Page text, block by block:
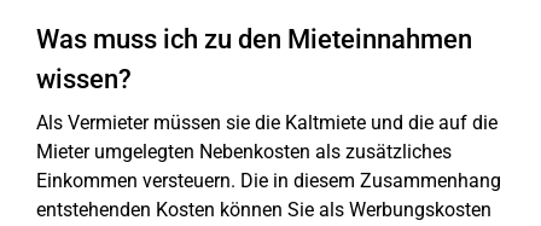
Was muss ich zu den Mieteinnahmen
wissen?
Als Vermieter müssen sie die Kaltmiete und die auf die
Mieter umgelegten Nebenkosten als zusätzliches
Einkommen versteuern. Die in diesem Zusammenhang
entstehenden Kosten können Sie als Werbungskosten